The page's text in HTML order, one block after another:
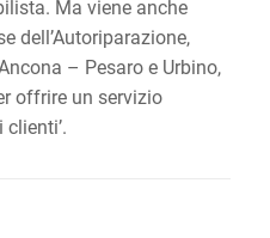
Ma viene anche
dell’Autoriparazione,
– Pesaro e Urbino,
offrire un servizio